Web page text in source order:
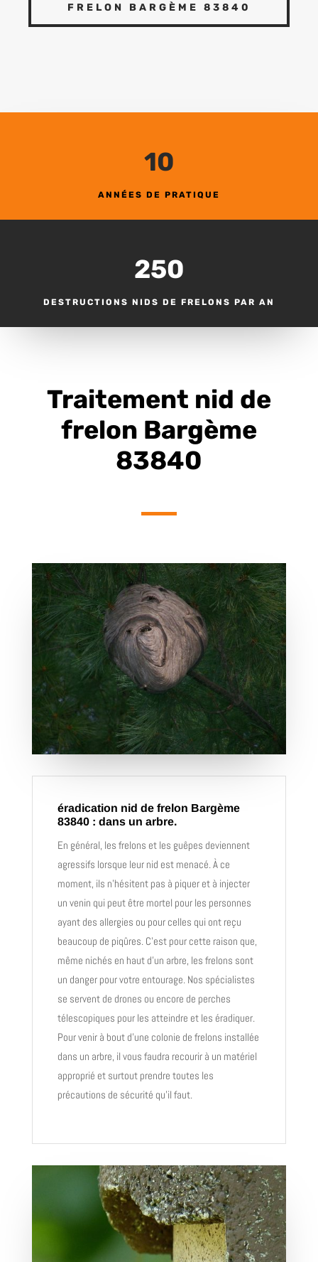
FRELON BARGÈME 83840
10
ANNÉES DE PRATIQUE
250
DESTRUCTIONS NIDS DE FRELONS PAR AN
Traitement nid de
frelon Bargème
83840
éradication nid de frelon Bargème
83840 : dans un arbre.
En général, les frelons et les guêpes deviennent
agressifs lorsque leur nid est menacé. À ce
moment, ils n’hésitent pas à piquer et à injecter
un venin qui peut être mortel pour les personnes
ayant des allergies ou pour celles qui ont reçu
beaucoup de piqûres. C’est pour cette raison que,
même nichés en haut d’un arbre, les frelons sont
un danger pour votre entourage. Nos spécialistes
se servent de drones ou encore de perches
télescopiques pour les atteindre et les éradiquer.
Pour venir à bout d’une colonie de frelons installée
dans un arbre, il vous faudra recourir à un matériel
approprié et surtout prendre toutes les
précautions de sécurité qu’il faut.